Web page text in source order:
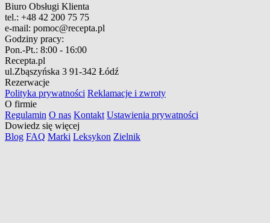
Biuro Obsługi Klienta
tel.: +48 42 200 75 75
e-mail: pomoc@recepta.pl
Godziny pracy:
Pon.-Pt.: 8:00 - 16:00
Recepta.pl
ul.Zbąszyńska 3 91-342 Łódź
Rezerwacje
Polityka prywatności Reklamacje i zwroty
O firmie
Regulamin O nas Kontakt Ustawienia prywatności
Dowiedz się więcej
Blog FAQ Marki Leksykon Zielnik